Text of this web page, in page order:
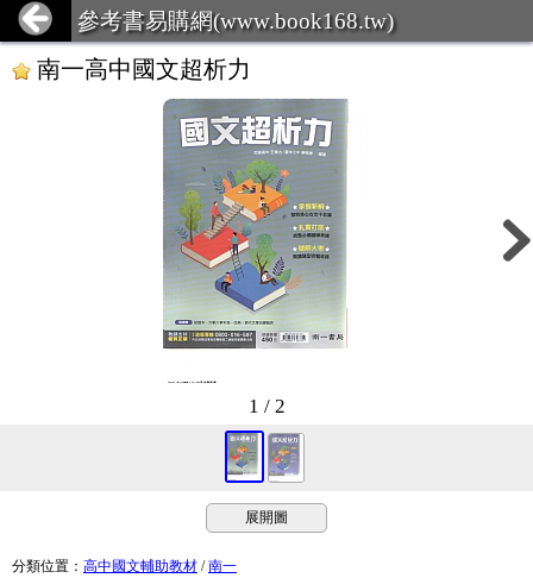
參考書易購網(www.book168.tw)
南一高中國文超析力
1 / 2
展開圖
分類位置 ： 高中國文輔助教材 /南一